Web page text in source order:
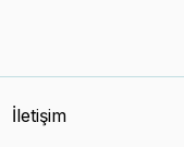
İletişim